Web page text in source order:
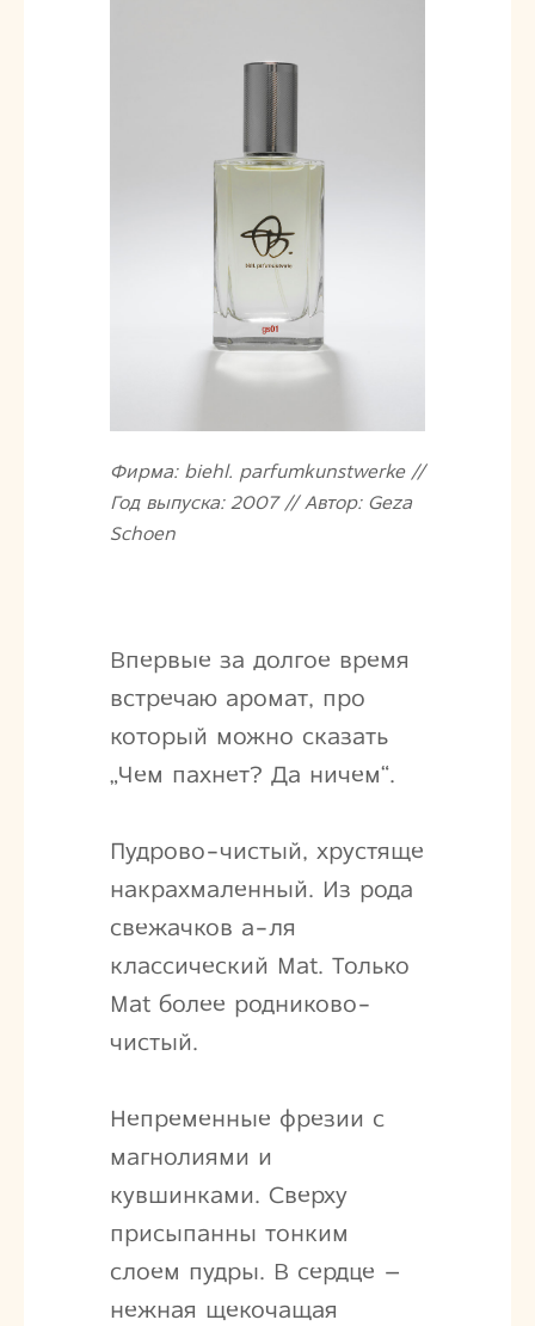
Фирма: biehl. parfumkunstwerke //
Год выпуска: 2007 // Автор: Geza
Schoen
Впервые за долгое время
встречаю аромат, про
который можно сказать
„Чем пахнет? Да ничем“.
Пудрово-чистый, хрустяще
накрахмаленный. Из рода
свежачков а-ля
классический Mat. Только
Mat более родниково-
чистый.
Непременные фрезии с
магнолиями и
кувшинками. Сверху
присыпанны тонким
слоем пудры. В сердце –
нежная щекочащая